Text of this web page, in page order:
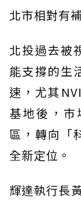
北市相對有
北投過去被
能支撐的生
速，尤其
基地後，
區，轉向「
全新定位。
輝達執行長